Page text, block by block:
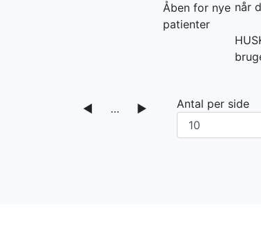
Åben for nye
patienter
når
◀ … ▶ Antal per side